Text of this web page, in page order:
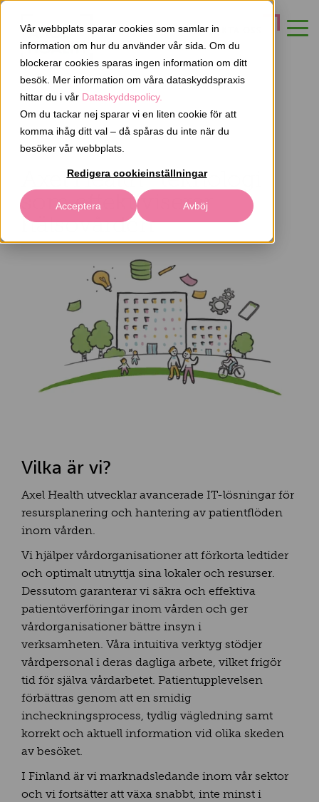
Vår webbplats sparar cookies som samlar in
information om hur du använder vår sida. Om du
blockerar cookies sparas ingen information om ditt
besök. Mer information om våra dataskyddspraxis
hittar du i vår Dataskyddspolicy.
Om du tackar nej sparar vi en liten cookie för att
komma ihåg ditt val – då spåras du inte när du
besöker vår webbplats.
Redigera cookieinställningar
Acceptera Avböj
KONTAKTA OSS
Axel Health–teknologi
som effektiviserar
hälsovården
Vilka är vi?
Axel Health utvecklar avancerade IT-lösningar för
resursplanering och hantering av patientflöden
inom vården.
Vi hjälper vårdorganisationer att förkorta ledtider
och optimalt utnyttja sina lokaler och resurser.
Dessutom garanterar vi säkra och effektiva
patientöverföringar inom vården och ger
vårdorganisationer bättre insyn i
verksamheten. Våra intuitiva verktyg stödjer
vårdpersonal i deras dagliga arbete, vilket frigör
tid för själva vårdarbetet. Patientupplevelsen
förbättras genom att en smidig
incheckningsprocess, tydlig vägledning samt
korrekt och aktuell information vid olika skeden
av besöket.
I Finland är vi marknadsledande inom vår sektor
och vi fortsätter att växa snabbt, inte minst i